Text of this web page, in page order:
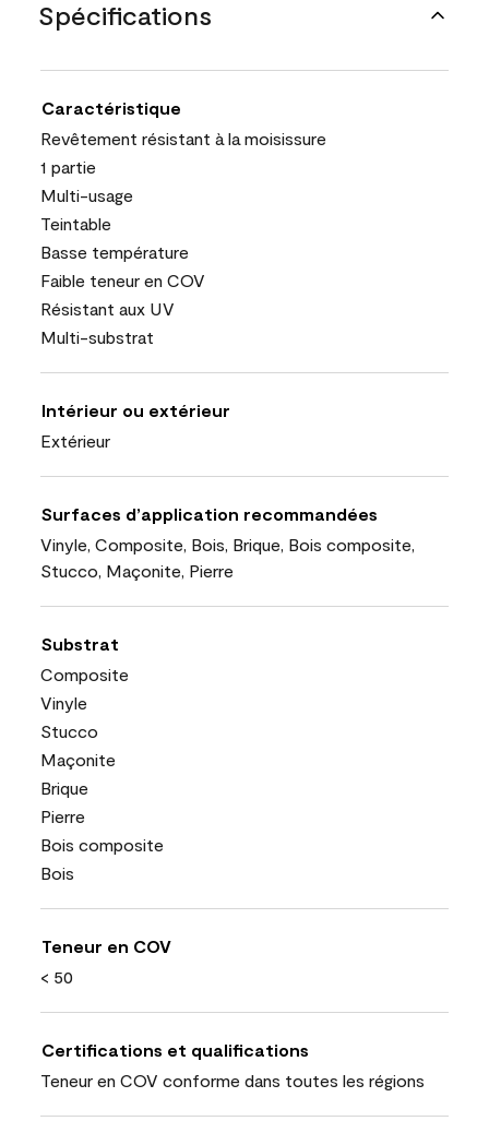
Spécifications
Caractéristique
Revêtement résistant à la moisissure
1 partie
Multi-usage
Teintable
Basse température
Faible teneur en COV
Résistant aux UV
Multi-substrat
Intérieur ou extérieur
Extérieur
Surfaces d’application recommandées
Vinyle, Composite, Bois, Brique, Bois composite,
Stucco, Maçonite, Pierre
Substrat
Composite
Vinyle
Stucco
Maçonite
Brique
Pierre
Bois composite
Bois
Teneur en COV
< 50
Certifications et qualifications
Teneur en COV conforme dans toutes les régions